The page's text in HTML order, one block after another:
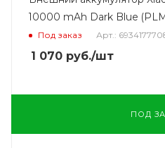
10000 mAh Dark Blue
Под заказ Арт.:
1 070 руб./шт
ПОД